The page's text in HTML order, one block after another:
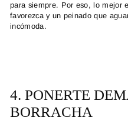
para siempre. Por eso, lo mejor
favorezca y un peinado que
incómoda.
4. PONERTE
BORRACHA